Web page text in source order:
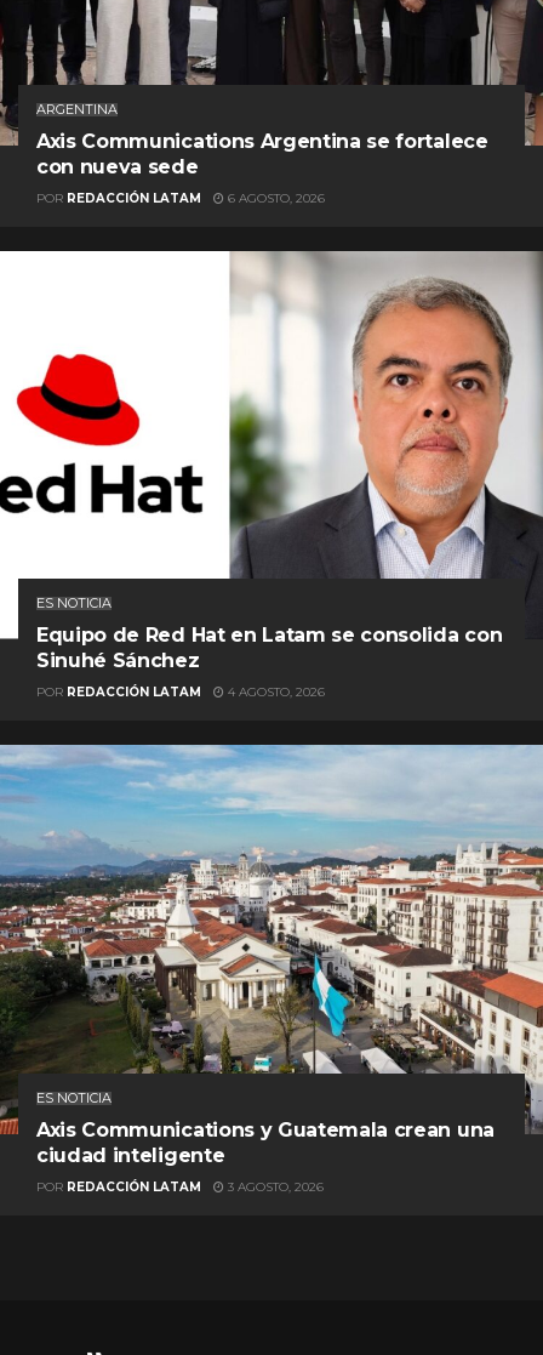
ARGENTINA
Axis Communications Argentina se fortalece
con nueva sede
POR REDACCIÓN LATAM 6 AGOSTO, 2026
ES NOTICIA
Equipo de Red Hat en Latam se consolida con
Sinuhé Sánchez
POR REDACCIÓN LATAM 4 AGOSTO, 2026
ES NOTICIA
Axis Communications y Guatemala crean una
ciudad inteligente
POR REDACCIÓN LATAM 3 AGOSTO, 2026